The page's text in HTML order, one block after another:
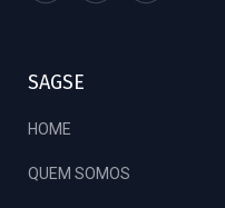
SAGSE
HOME
QUEM SOMOS